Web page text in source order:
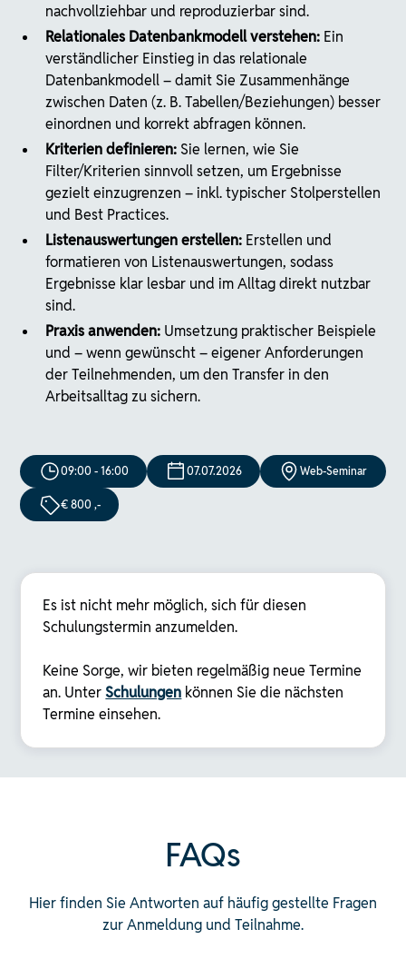
nachvollziehbar und reproduzierbar sind.
Relationales Datenbankmodell verstehen: Ein
verständlicher Einstieg in das relationale
Datenbankmodell – damit Sie Zusammenhänge
zwischen Daten (z. B. Tabellen/Beziehungen) besser
einordnen und korrekt abfragen können.
Kriterien definieren: Sie lernen, wie Sie
Filter/Kriterien sinnvoll setzen, um Ergebnisse
gezielt einzugrenzen – inkl. typischer Stolperstellen
und Best Practices.
Listenauswertungen erstellen: Erstellen und
formatieren von Listenauswertungen, sodass
Ergebnisse klar lesbar und im Alltag direkt nutzbar
sind.
Praxis anwenden: Umsetzung praktischer Beispiele
und – wenn gewünscht – eigener Anforderungen
der Teilnehmenden, um den Transfer in den
Arbeitsalltag zu sichern.
09:00 - 16:00 07.07.2026 Web-Seminar
€ 800 ,-
Es ist nicht mehr möglich, sich für diesen
Schulungstermin anzumelden.
Keine Sorge, wir bieten regelmäßig neue Termine
an. Unter Schulungen können Sie die nächsten
Termine einsehen.
FAQs
Hier finden Sie Antworten auf häufig gestellte Fragen
zur Anmeldung und Teilnahme.